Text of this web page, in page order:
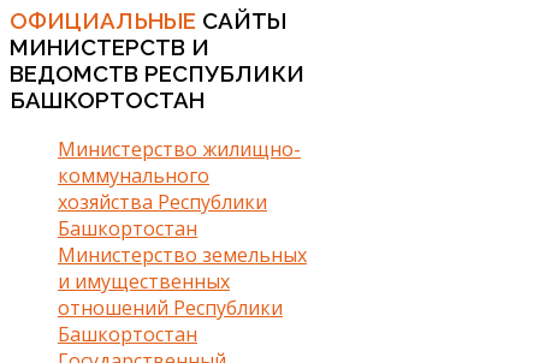
ОФИЦИАЛЬНЫЕ САЙТЫ
МИНИСТЕРСТВ И
ВЕДОМСТВ РЕСПУБЛИКИ
БАШКОРТОСТАН
Министерство жилищно-
коммунального
хозяйства Республики
Башкортостан
Министерство земельных
и имущественных
отношений Республики
Башкортостан